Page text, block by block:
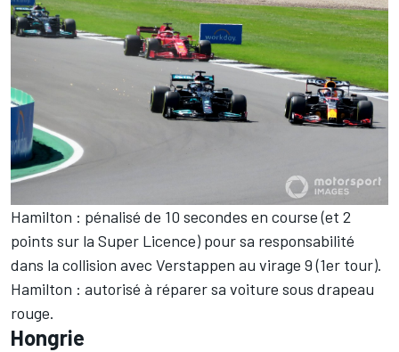
Hamilton : pénalisé de 10 secondes en course (et 2
points sur la Super Licence) pour sa responsabilité
dans la collision avec Verstappen au virage 9 (1er tour).
Hamilton : autorisé à réparer sa voiture sous drapeau
rouge.
Hongrie